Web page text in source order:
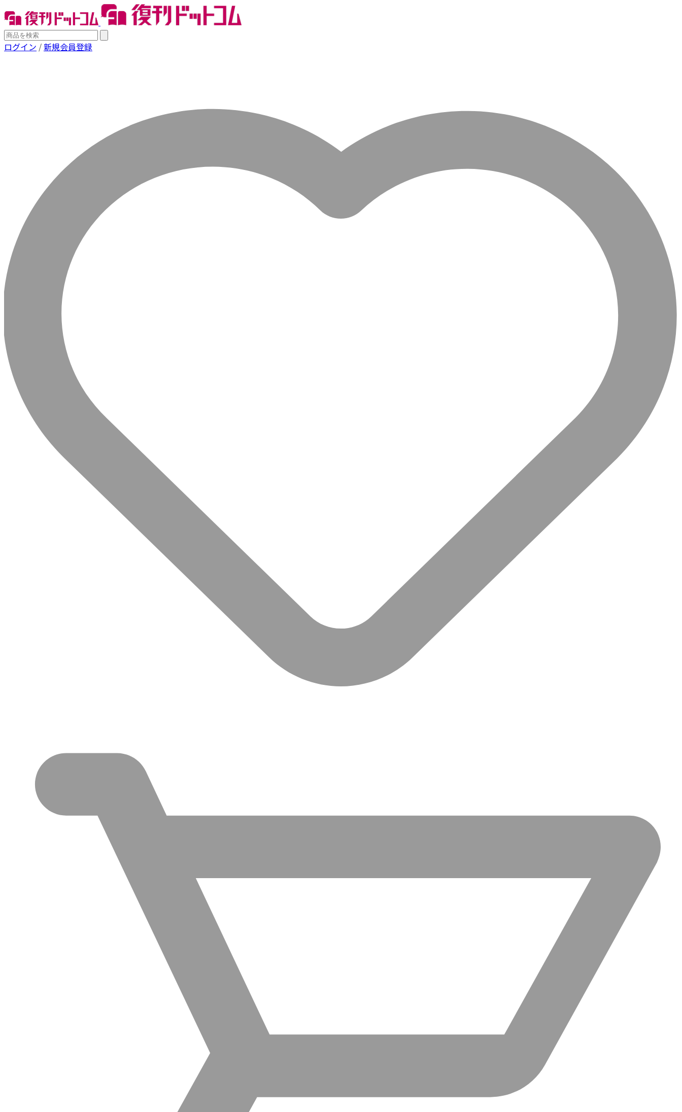
ログイン /新規会員登録